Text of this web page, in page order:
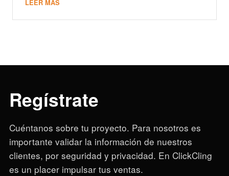
LEER MAS
Regístrate
Cuéntanos sobre tu proyecto. Para nosotros es
importante validar la información de nuestros
clientes, por seguridad y privacidad. En ClickCling
es un placer impulsar tus ventas.